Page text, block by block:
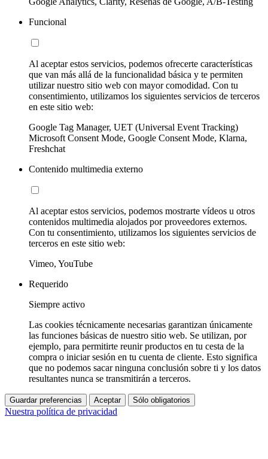
Funcional
Al aceptar estos servicios, podemos ofrecerte características
que van más allá de la funcionalidad básica y te permiten
utilizar nuestro sitio web con mayor comodidad. Con tu
consentimiento, utilizamos los siguientes servicios de terceros
en este sitio web:
Google Tag Manager, UET (Universal Event Tracking)
Microsoft Consent Mode, Google Consent Mode, Klarna,
Freshchat
Contenido multimedia externo
Al aceptar estos servicios, podemos mostrarte vídeos u otros
contenidos multimedia alojados por proveedores externos.
Con tu consentimiento, utilizamos los siguientes servicios de
terceros en este sitio web:
Vimeo, YouTube
Requerido
Siempre activo
Las cookies técnicamente necesarias garantizan únicamente
las funciones básicas de nuestro sitio web. Se utilizan, por
ejemplo, para permitirte reunir productos en tu cesta de la
compra o iniciar sesión en tu cuenta de cliente. Esto significa
que no podemos sacar ninguna conclusión sobre ti y los datos
resultantes nunca se transmitirán a terceros.
Guardar preferencias Aceptar Sólo obligatorios
Nuestra política de privacidad